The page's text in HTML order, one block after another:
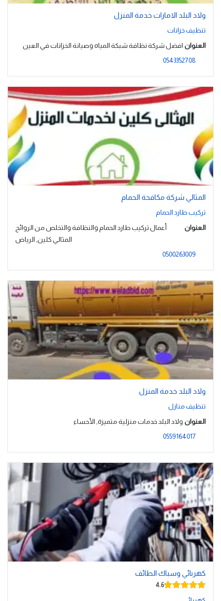
ولاد البلد الامارات خدمة المنزل
تنظيف خزانات
العنوان افضل شركة نظافة شبكة المياه وصيانة الخزانات في العين
0543352708
المثالي شركة مكافحة الحمام
تركيب طارد الحمام
العنوان
أعمال تركيب طارد الحمام والنظافة والتخلص من الروائح
المثالي كلين, الرياض
0500263009
ولاد البلد خدمة المنزل
تنظيف منازل
العنوان ولاد البلد خدمات منزلية متميزة, الأحساء
0559164017
كهربائي وسباك الطائف
4.6